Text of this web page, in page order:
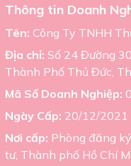
Thông tin Doanh
Tên: Công Ty TNHH
Địa chỉ: Số 24 Đường
Thành Phố Thủ Đức,
Mã Số Doanh Nghiệp:
Ngày Cấp: 20/12/2021
Nơi cấp: Phòng đăng
tư, Thành phố Hồ Chí